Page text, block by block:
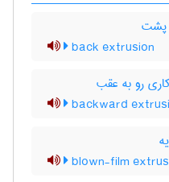
پشت
back extrusion
رو به عقب
backward
blown-film